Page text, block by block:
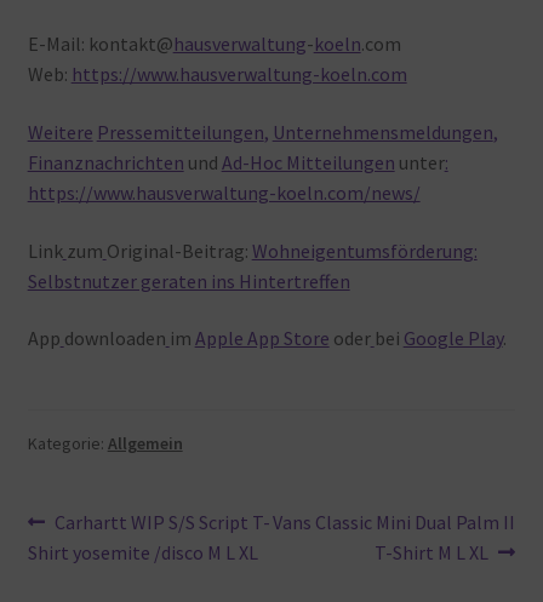
E-Mail: kontakt@hausverwaltung-koeln.com
Web: https://www.hausverwaltung-koeln.com
Weitere Pressemitteilungen, Unternehmensmeldungen,
Finanznachrichten und Ad-Hoc Mitteilungen unter:
https://www.hausverwaltung-koeln.com/news/
Link zum Original-Beitrag: Wohneigentumsförderung:
Selbstnutzer geraten ins Hintertreffen
App downloaden im Apple App Store oder bei Google Play.
Kategorie: Allgemein
Beitragsnavigation
Vorheriger
Beitrag:
Carhartt WIP S/S Script T-
Shirt yosemite /disco M L XL
Nächster
Vans Classic Mini Dual Palm II
T-Shirt M L XL